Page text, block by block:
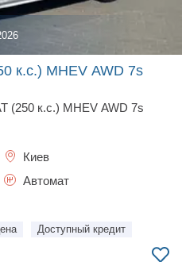
к.с.) MHEV AWD 7s
(250 к.с.) MHEV AWD 7s
Киев
Автомат
Доступный кредит